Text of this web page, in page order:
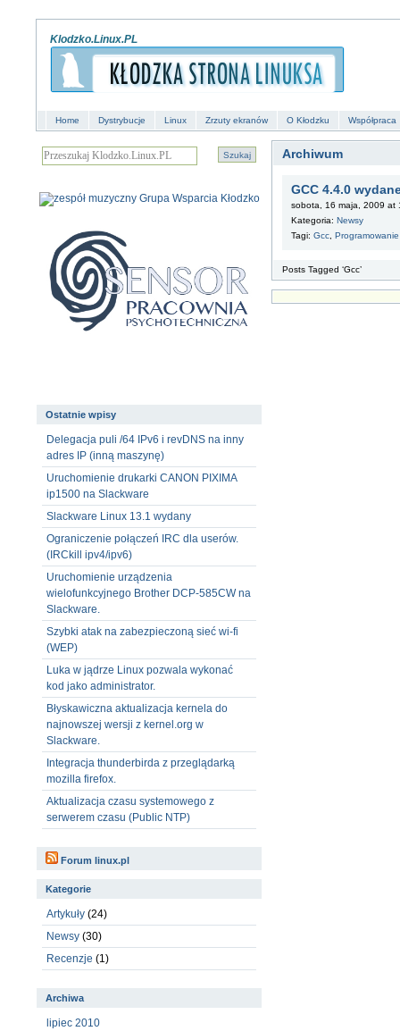
Klodzko.Linux.PL
Home Dystrybucje Linux Zrzuty ekranów O Kłodzku Współpraca
Archiwum
GCC 4.4.0
sobota, 16 maja, 2009 at
Kategoria: Newsy
Tagi: Gcc Programowanie
Posts Tagged ‘Gcc’
Ostatnie wpisy
Delegacja puli /64 IPv6 i revDNS na inny
adres IP (inną maszynę)
Uruchomienie drukarki CANON PIXIMA
ip1500 na Slackware
Slackware Linux 13.1 wydany
Ograniczenie połączeń IRC dla userów.
(IRCkill ipv4/ipv6)
Uruchomienie urządzenia
wielofunkcyjnego Brother DCP-585CW na
Slackware.
Szybki atak na zabezpieczoną sieć wi-fi
(WEP)
Luka w jądrze Linux pozwala wykonać
kod jako administrator.
Błyskawiczna aktualizacja kernela do
najnowszej wersji z kernel.org w
Slackware.
Integracja thunderbirda z przeglądarką
mozilla firefox.
Aktualizacja czasu systemowego z
serwerem czasu (Public NTP)
Forum linux.pl
Kategorie
Artykuły (24)
Newsy (30)
Recenzje (1)
Archiwa
lipiec 2010